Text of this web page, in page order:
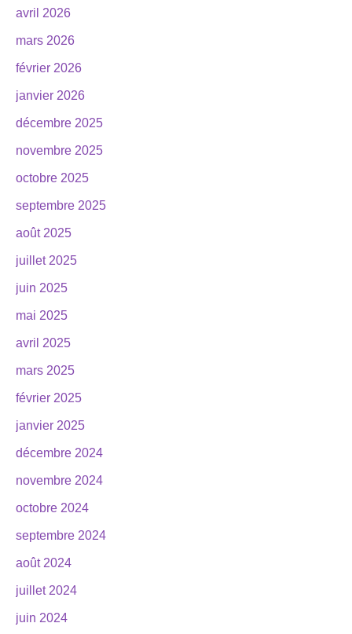
avril 2026
mars 2026
février 2026
janvier 2026
décembre 2025
novembre 2025
octobre 2025
septembre 2025
août 2025
juillet 2025
juin 2025
mai 2025
avril 2025
mars 2025
février 2025
janvier 2025
décembre 2024
novembre 2024
octobre 2024
septembre 2024
août 2024
juillet 2024
juin 2024